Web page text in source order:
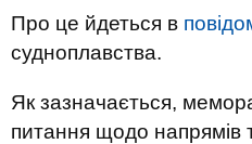
Про це йдеться в
судноплавства.
Як зазначається,
питання щодо напрямів